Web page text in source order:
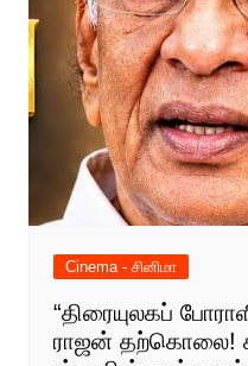
Cinema - சினிமா
“திரையுலகப்
ராஜன் தற்கொலை!